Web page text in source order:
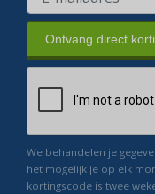
Ontvang direct
We behandelen je
het mogelijk je op elk
kortingscode is twee